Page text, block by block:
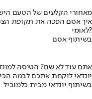
מאחורי הקלעים של הטעם
לאומי?
בשיתוף אסם
אתם עוד לא שם? הטיסה
יונדאי לוקחת אתכם לבמה
בשיתוף יונדאי מבית כלמוביל